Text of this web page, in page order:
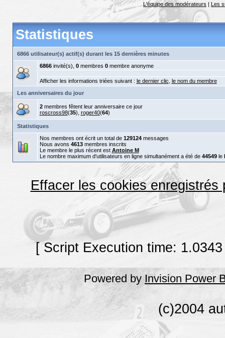
L'équipe des modérateurs | Les
Statistiques
6866 utilisateur(s) actif(s) durant les 15 dernières minutes
6866invité(s), 0membres 0membre anonyme
Afficher les informations triées suivant : le dernier clic le nom du membre
Les anniversaires du jour
2membres fêtent leur anniversaire ce jour
roscross98(35), roger40(64)
Statistiques
Nos membres ont écrit un total de 129124messages
Nous avons 4613membres inscrits
Le membre le plus récent est Antoine M
Le nombre maximum d'utilisateurs en ligne simultanément a été de 44549le
Effacer les cookies enregistrés
[ Script Execution time:
Powered by Invision Power
(c)2004